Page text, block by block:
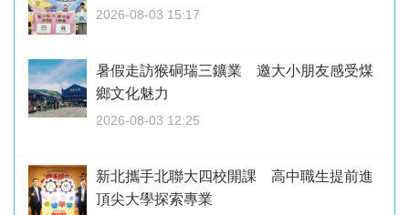
2026-08-03 15:17
暑假走訪猴硐瑞三鑛業 邀大小朋友感受煤
鄉文化魅力
2026-08-03 12:25
新北攜手北聯大四校開課 高中職生提前進
頂尖大學探索專業